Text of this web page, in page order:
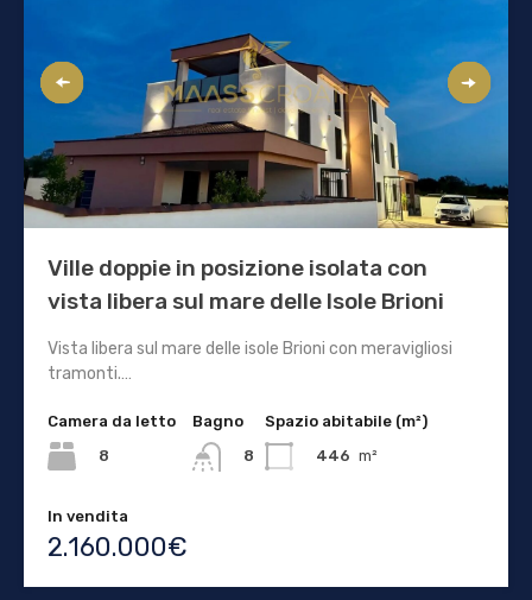
Ville doppie in posizione isolata con
vista libera sul mare delle Isole Brioni
Vista libera sul mare delle isole Brioni con meravigliosi
tramonti.…
Camera da letto
8
Bagno
8
Spazio abitabile (m²)
446 m²
In vendita
2.160.000€